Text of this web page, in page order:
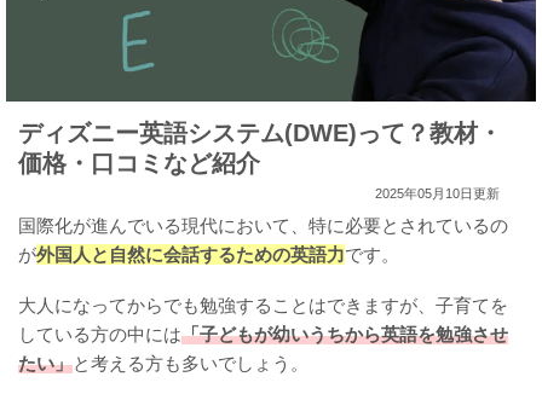
ディズニー英語システム(DWE)って？教材・
価格・口コミなど紹介
2025年05月10日更新
国際化が進んでいる現代において、特に必要とされているの
が外国人と自然に会話するための英語力です。
大人になってからでも勉強することはできますが、子育てを
している方の中には「子どもが幼いうちから英語を勉強させ
たい」と考える方も多いでしょう。